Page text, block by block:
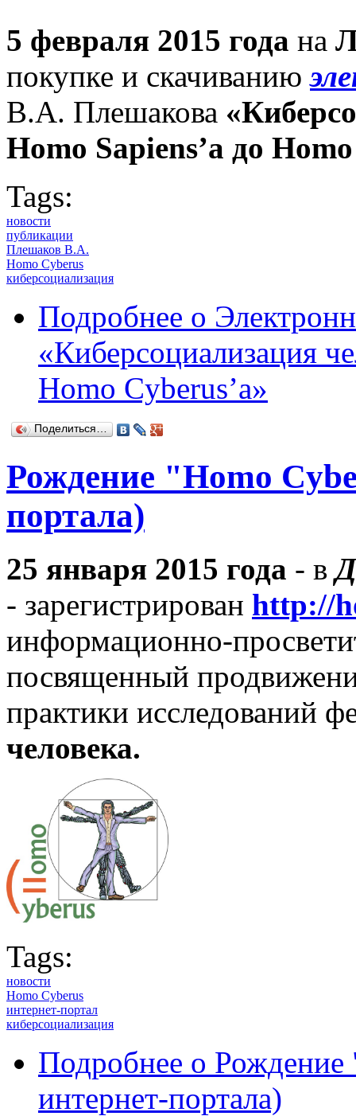
5 февраля 2015 года на
покупке и скачиванию
В.А. Плешакова
Homo Sapiens’а до
Tags:
новости
публикации
Плешаков В.А.
Homo Cyberus
киберсоциализация
Подробнее о
«Киберсоциализация
Homo Cyberus’а»
Поделиться…
Рождение "Homo
портала)
25 января 2015 года - в
- зарегистрирован http://
информационно-
посвященный
практики исследований
человека.
Tags:
новости
Homo Cyberus
интернет-портал
киберсоциализация
Подробнее о Рождение
интернет-портала)